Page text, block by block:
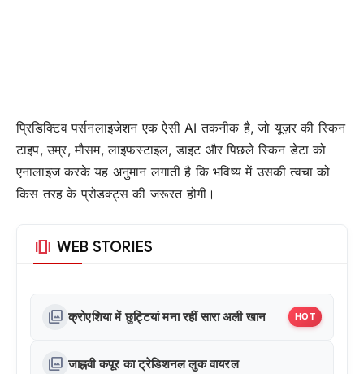
प्रिडिक्टिव पर्सनलाइजेशन एक ऐसी AI तकनीक है, जो यूज़र की स्किन
टाइप, उम्र, मौसम, लाइफस्टाइल, डाइट और पिछले स्किन डेटा को
एनालाइज करके यह अनुमान लगाती है कि भविष्य में उसकी त्वचा को
किस तरह के प्रोडक्ट्स की जरूरत होगी।
amp_stories WEB STORIES
photo_library क्रोएशिया में छुट्टियां मना रहीं सारा अली खान HOT
photo_library जाह्नवी कपूर का ट्रेडिशनल लुक वायरल